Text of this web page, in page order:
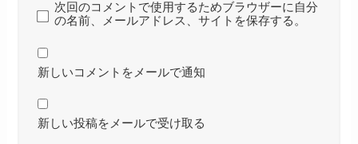
次回のコメントで使用するためブラウザーに自分
の名前、メールアドレス、サイトを保存する。
新しいコメントをメールで通知
新しい投稿をメールで受け取る